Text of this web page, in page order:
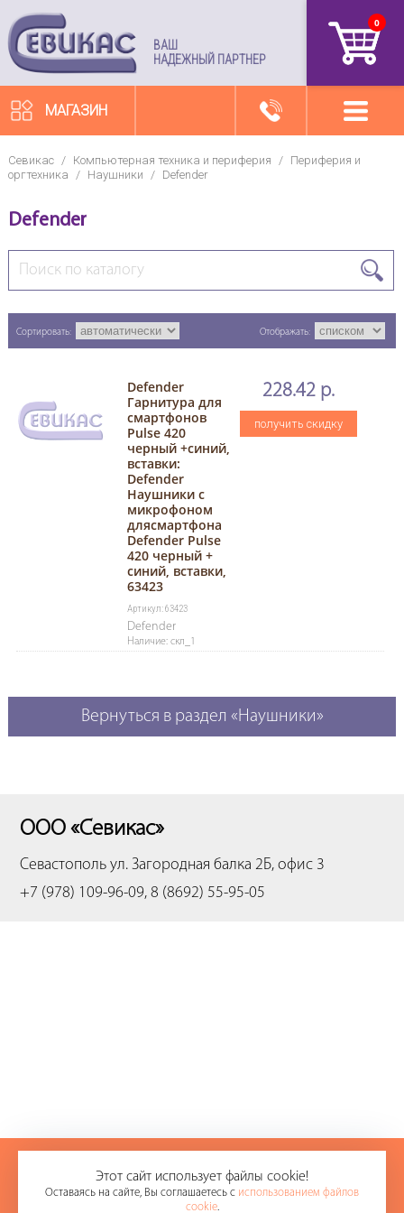
ВАШ
НАДЕЖНЫЙ ПАРТНЕР
0
МАГАЗИН
Севикас / Компьютерная техника и периферия /
Периферия и
оргтехника / Наушники / Defender
Defender
Сортировать: Отображать:
Defender
Гарнитура для
смартфонов
Pulse 420
черный +синий,
вставки:
Defender
Наушники с
микрофоном
длясмартфона
Defender Pulse
420 черный +
синий, вставки,
63423
Артикул: 63423
Defender
Наличие: скл_1
228.42 р.
получить скидку
Вернуться в раздел «Наушники»
ООО «Севикас»
Севастополь ул. Загородная балка 2Б, офис 3
+7 (978) 109-96-09, 8 (8692) 55-95-05
+7 (978) 109-96-09
8 (8692) 55-95-05
Этот сайт использует файлы cookie!
Оставаясь на сайте, Вы соглашаетесь с использованием файлов
cookie.